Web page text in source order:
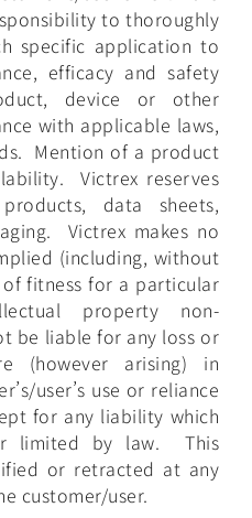
to thoroughly
specific application to
efficacy and safety
device or other
with applicable laws,
Mention of a product
Victrex reserves
data sheets,
Victrex makes no
(including, without
fitness for a particular
property non-
be liable for any loss or
(however arising) in
user’s use or reliance
for any liability which
limited by law. This
or retracted at any
customer/user.